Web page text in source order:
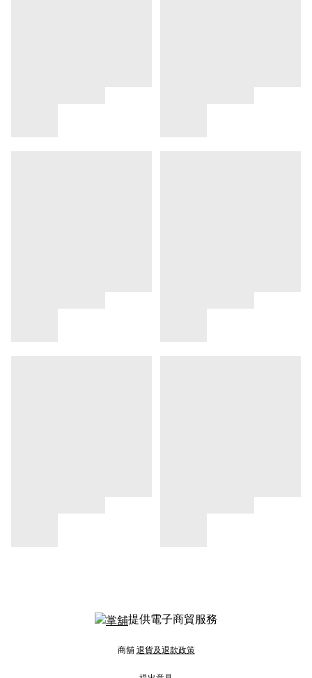
提供電子商貿服務
商舖 退貨及退款政策